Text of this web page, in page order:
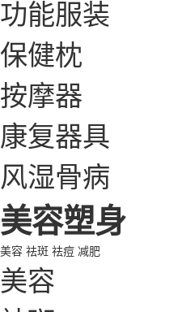
功能服装
保健枕
按摩器
康复器具
风湿骨病
美容塑身
美容 祛斑 祛痘 减肥
美容